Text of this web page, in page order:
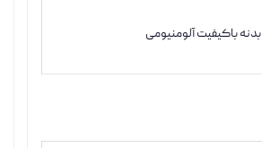
بدنه باکیفیت آلومنیومی